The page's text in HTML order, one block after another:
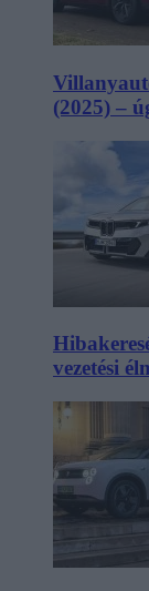
(2025) –
vezetési